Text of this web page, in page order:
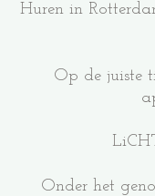
Huren in
Op de juiste
Onder het